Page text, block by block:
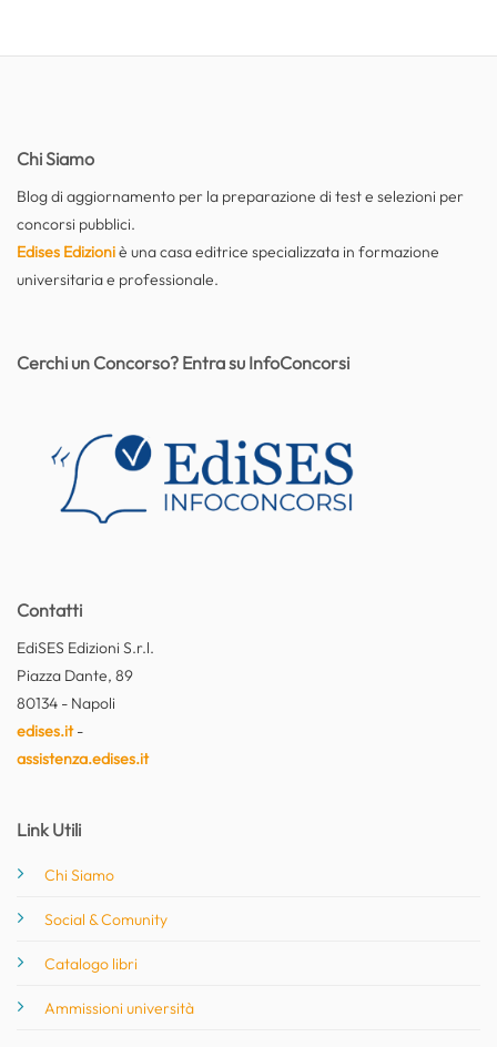
Chi Siamo
Blog di aggiornamento per la preparazione di test e selezioni per
concorsi pubblici.
Edises Edizioniè una casa editrice specializzata in formazione
universitaria e professionale.
Contatti
EdiSES Edizioni S.r.l.
Piazza Dante, 89
80134 - Napoli
edises.it-
assistenza.edises.it
Link Utili
Chi Siamo
Social & Comunity
Catalogo libri
Ammissioni università
Cerchi un Concorso? Entra su InfoConcorsi